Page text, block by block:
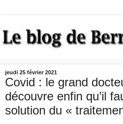
jeudi 25 février 2021
Covid : le grand
découvre enfin qu’il
solution du «